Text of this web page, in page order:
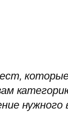
нужного